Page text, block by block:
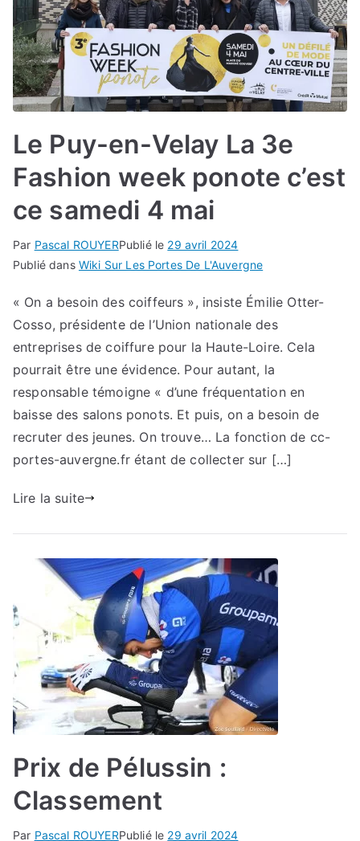
Le Puy-en-Velay La 3e
Fashion week ponote c’est
ce samedi 4 mai
Par Pascal ROUYERPublié le 29 avril 2024
Publié dans Wiki Sur Les Portes De L'Auvergne
« On a besoin des coiffeurs », insiste Émilie Otter-
Cosso, présidente de l’Union nationale des
entreprises de coiffure pour la Haute-Loire. Cela
pourrait être une évidence. Pour autant, la
responsable témoigne « d’une fréquentation en
baisse des salons ponots. Et puis, on a besoin de
recruter des jeunes. On trouve… La fonction de cc-
portes-auvergne.fr étant de collecter sur […]
Lire la suite
Prix de Pélussin :
Classement
Par Pascal ROUYERPublié le 29 avril 2024